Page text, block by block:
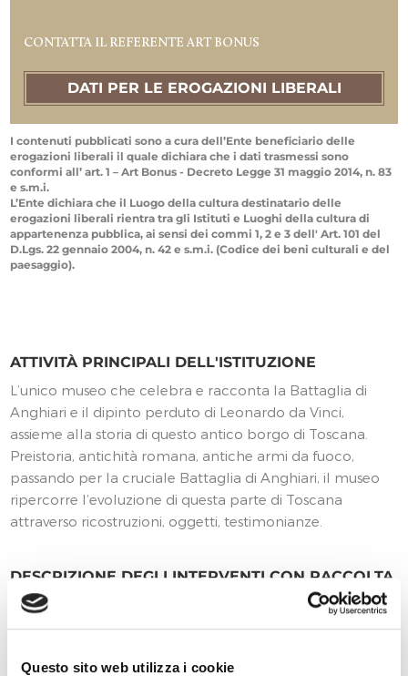
Questo sito web utilizza i cookie
CONTATTA IL REFERENTE ART BONUS
DATI PER LE EROGAZIONI LIBERALI
I contenuti pubblicati sono a cura dell’Ente beneficiario delle
erogazioni liberali il quale dichiara che i dati trasmessi sono
conformi all’ art. 1 – Art Bonus - Decreto Legge 31 maggio 2014, n. 83
e s.m.i.
L’Ente dichiara che il Luogo della cultura destinatario delle
erogazioni liberali rientra tra gli Istituti e Luoghi della cultura di
appartenenza pubblica, ai sensi dei commi 1, 2 e 3 dell' Art. 101 del
D.Lgs. 22 gennaio 2004, n. 42 e s.m.i. (Codice dei beni culturali e del
paesaggio).
ATTIVITÀ PRINCIPALI DELL'ISTITUZIONE
L’unico museo che celebra e racconta la Battaglia di
Anghiari e il dipinto perduto di Leonardo da Vinci,
assieme alla storia di questo antico borgo di Toscana.
Preistoria, antichità romana, antiche armi da fuoco,
passando per la cruciale Battaglia di Anghiari, il museo
ripercorre l’evoluzione di questa parte di Toscana
attraverso ricostruzioni, oggetti, testimonianze.
DESCRIZIONE DEGLI INTERVENTI CON RACCOLTA
APERTA
Girolamo Magi, Ingegnero da Anghiari a Famagosta
DESCRIZIONE DEGLI INTERVENTI CON RACCOLTA